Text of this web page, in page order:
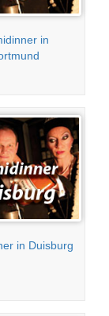
in
in Duisburg